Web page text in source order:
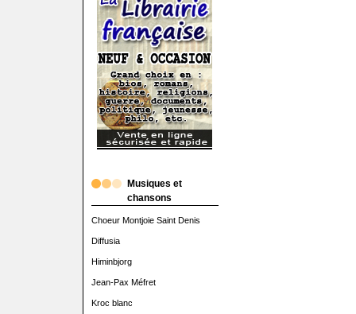
Musiques et
chansons
Choeur Montjoie Saint Denis
Diffusia
Himinbjorg
Jean-Pax Méfret
Kroc blanc